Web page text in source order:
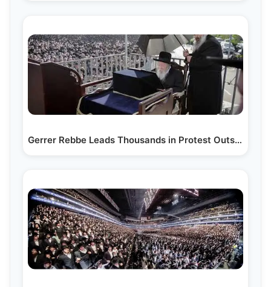
Gerrer Rebbe Leads Thousands in Protest Outside IDF…